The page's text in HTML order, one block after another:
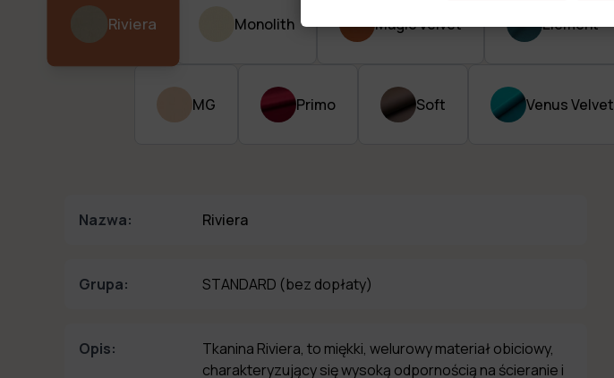
Riviera Monolith Magic Velvet Element
MG Primo Soft Venus Velvet
Nazwa: Riviera
Grupa: STANDARD (bez dopłaty)
Opis:
Tkanina Riviera, to miękki, welurowy materiał obiciowy,
charakteryzujący się wysoką odpornością na ścieranie i